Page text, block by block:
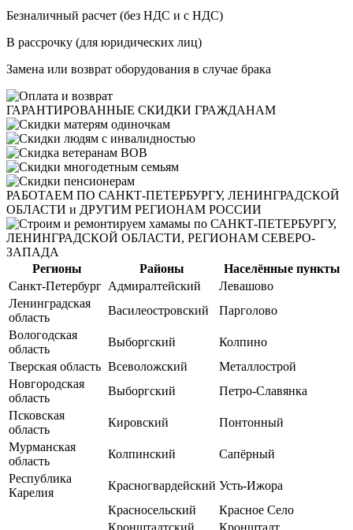
Бeзнaличный pacчeт (бeз HДC и с НДС)
B paccpoчку (для юридических лиц)
Замена или возврат оборудования в случае брака
ГАРАНТИРОВАННЫЕ СКИДКИ ГРАЖДАНАМ
РАБОТАЕМ ПО САНКТ-ПЕТЕРБУРГУ, ЛЕНИНГРАДСКОЙ
ОБЛАСТИ и ДРУГИМ РЕГИОНАМ РОССИИ
Регионы Районы
Населённые пункты
Санкт-Петербург Адмиралтейский
Левашово
Ленинградская
область
Василеостровский
Парголово
Вологодская
область
Выборгский
Колпино
Тверская область Всеволожский
Металлострой
Новгородская
область
Выборгский
Петро-Славянка
Псковская
область
Кировский
Понтонный
Мурманская
область
Колпинский
Сапёрный
Республика
Карелия
Красногвардейский Усть-Ижора
Красносельский
Красное Село